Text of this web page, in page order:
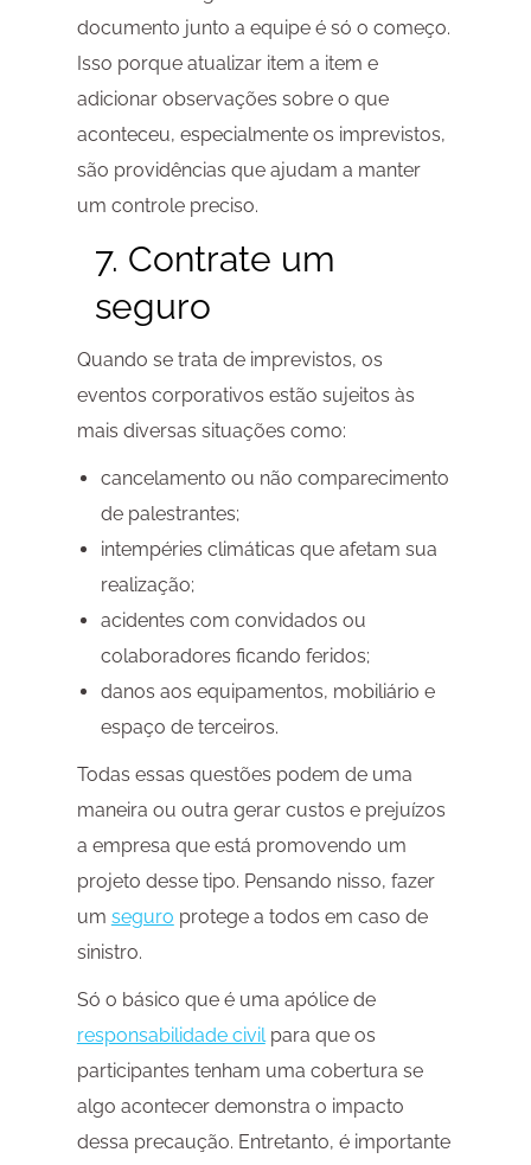
documento junto a equipe é só o começo.
Isso porque atualizar item a item e
adicionar observações sobre o que
aconteceu, especialmente os imprevistos,
são providências que ajudam a manter
um controle preciso.
7. Contrate um
seguro
Quando se trata de imprevistos, os
eventos corporativos estão sujeitos às
mais diversas situações como:
cancelamento ou não comparecimento
de palestrantes;
intempéries climáticas que afetam sua
realização;
acidentes com convidados ou
colaboradores ficando feridos;
danos aos equipamentos, mobiliário e
espaço de terceiros.
Todas essas questões podem de uma
maneira ou outra gerar custos e prejuízos
a empresa que está promovendo um
projeto desse tipo. Pensando nisso, fazer
um seguro protege a todos em caso de
sinistro.
Só o básico que é uma apólice de
responsabilidade civilpara que os
participantes tenham uma cobertura se
algo acontecer demonstra o impacto
dessa precaução. Entretanto, é importante